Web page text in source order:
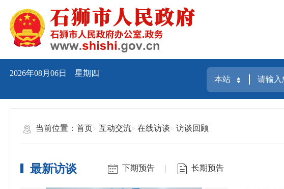
2026年08月06日 星期四
当前位置：首页 互动交流 在线访谈 访谈回顾
最新访谈 下期预告 长期预告